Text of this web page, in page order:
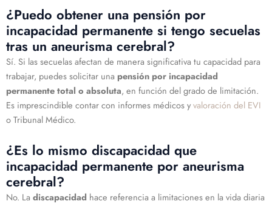
¿Puedo obtener una pensión por
incapacidad permanente si tengo secuelas
tras un aneurisma cerebral?
Sí. Si las secuelas afectan de manera significativa tu capacidad para
trabajar, puedes solicitar una pensión por incapacidad
permanente total o absoluta, en función del grado de limitación.
Es imprescindible contar con informes médicos yvaloración del EVI
o Tribunal Médico.
¿Es lo mismo discapacidad que
incapacidad permanente por aneurisma
cerebral?
No. La discapacidad hace referencia a limitaciones en la vida diaria